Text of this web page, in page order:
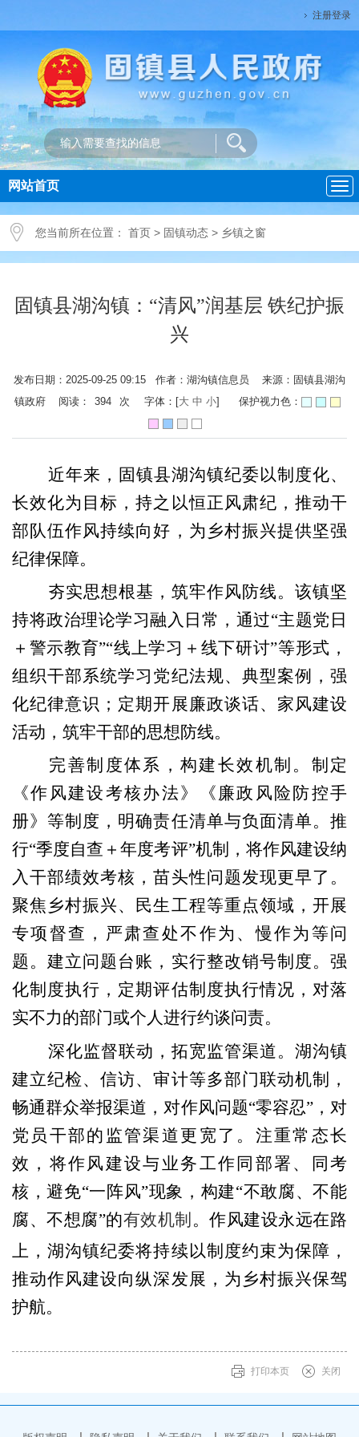
注册登录
导
航
网站首页
您当前所在位置： 首页 > 固镇动态 > 乡镇之窗
固镇县湖沟镇：“清风”润基层 铁纪护振
兴
发布日期：2025-09-25 09:15 作者：湖沟镇信息员 来源：固镇县湖沟
镇政府 阅读：
394 次 字体：[大 中 小] 保护视力色：
近年来，固镇县湖沟镇纪委以制度化、
长效化为目标，持之以恒正风肃纪，推动干
部队伍作风持续向好，为乡村振兴提供坚强
纪律保障。
夯实思想根基，筑牢作风防线。该镇坚
持将政治理论学习融入日常，通过“主题党日
＋警示教育”“线上学习＋线下研讨”等形式，
组织干部系统学习党纪法规、典型案例，强
化纪律意识；定期开展廉政谈话、家风建设
活动，筑牢干部的思想防线。
完善制度体系，构建长效机制。制定
《作风建设考核办法》《廉政风险防控手
册》等制度，明确责任清单与负面清单。推
行“季度自查＋年度考评”机制，将作风建设纳
入干部绩效考核，苗头性问题发现更早了。
聚焦乡村振兴、民生工程等重点领域，开展
专项督查，严肃查处不作为、慢作为等问
题。建立问题台账，实行整改销号制度。 强
化制度执行，定期评估制度执行情况，对落
实不力的部门或个人进行约谈问责。
深化监督联动，拓宽监管渠道。湖沟镇
建立纪检、信访、审计等多部门联动机制，
畅通群众举报渠道，对作风问题“零容忍”，对
党员干部的监管渠道更宽了。 注重常态长
效，将作风建设与业务工作同部署、同考
核，避免“一阵风”现象，构建“不敢腐、不能
腐、不想腐”的有效机制 。作风建设永远在路
上，湖沟镇纪委将持续以制度约束为保障，
推动作风建设向纵深发展，为乡村振兴保驾
护航。
打印本页 关闭